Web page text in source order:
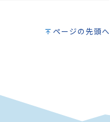
ページの先頭へ